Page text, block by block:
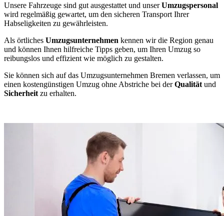
Unsere Fahrzeuge sind gut ausgestattet und unserUmzugspersonal
wird regelmäßig gewartet, um den sicheren Transport Ihrer
Habseligkeiten zu gewährleisten.
Als örtliches Umzugsunternehmen kennen wir die Region genau
und können Ihnen hilfreiche Tipps geben, um Ihren Umzug so
reibungslos und effizient wie möglich zu gestalten.
Sie können sich auf das Umzugsunternehmen Bremen verlassen, um
einen kostengünstigen Umzug ohne Abstriche bei derQualität und
Sicherheit zu erhalten.